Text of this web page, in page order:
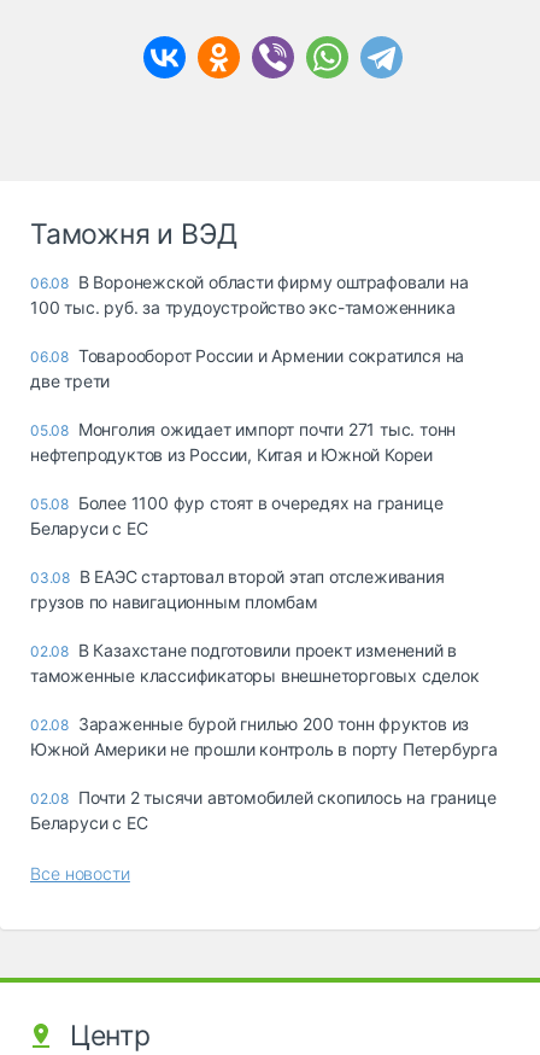
Таможня и ВЭД
06.08 В Воронежской области фирму оштрафовали на
100 тыс. руб. за трудоустройство экс-таможенника
06.08 Товарооборот России и Армении сократился на
две трети
05.08 Монголия ожидает импорт почти 271 тыс. тонн
нефтепродуктов из России, Китая и Южной Кореи
05.08 Более 1100 фур стоят в очередях на границе
Беларуси с ЕС
03.08 В ЕАЭС стартовал второй этап отслеживания
грузов по навигационным пломбам
02.08 В Казахстане подготовили проект изменений в
таможенные классификаторы внешнеторговых сделок
02.08 Зараженные бурой гнилью 200 тонн фруктов из
Южной Америки не прошли контроль в порту Петербурга
02.08 Почти 2 тысячи автомобилей скопилось на границе
Беларуси с ЕС
Все новости
Центр